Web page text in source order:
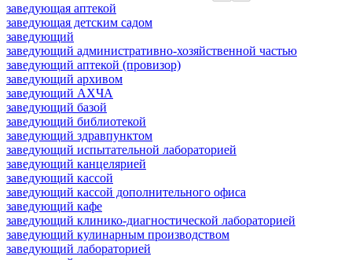
заведующая аптекой
заведующая детским садом
заведующий
заведующий административно-хозяйственной частью
заведующий аптекой (провизор)
заведующий архивом
заведующий АХЧА
заведующий базой
заведующий библиотекой
заведующий здравпунктом
заведующий испытательной лабораторией
заведующий канцелярией
заведующий кассой
заведующий кассой дополнительного офиса
заведующий кафе
заведующий клинико-диагностической лабораторией
заведующий кулинарным производством
заведующий лабораторией